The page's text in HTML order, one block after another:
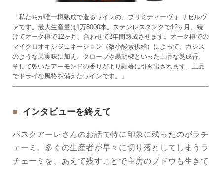
「私たちが唯一樽熟成で造るワインの、プリミティーヴォ リゼルヴ
ァです。最大生産量は1万8000本。ステンレスタンクで12ヶ月、続
けてオーク樽で12ヶ月、合わせて2年間熟成させます。オーク樽での
マイクロオキシジェネーション（微小酸素供給）によって、カシス
のような果実味に加え、クローブや黒胡椒といった上品な熟成香、
そして乾いたアーモンドの香りがより顕著に引き出されます。上品
でドライな風格を備えたワインです。」
インタビューを終えて
パスクアーレさんのお話で特に印象に残ったのがラチ
ェーミ。多くの生産者が早々に切り落としてしまうラ
チェーミを、あえて残すことで主房のブドウも生きて